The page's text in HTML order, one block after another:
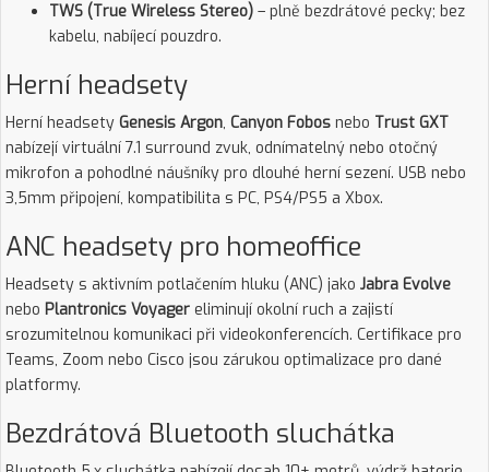
TWS (True Wireless Stereo) – plně bezdrátové pecky; bez
kabelu, nabíjecí pouzdro.
Herní headsety
Herní headsety Genesis Argon, Canyon Fobos nebo Trust GXT
nabízejí virtuální 7.1 surround zvuk, odnímatelný nebo otočný
mikrofon a pohodlné náušníky pro dlouhé herní sezení. USB nebo
3,5mm připojení, kompatibilita s PC, PS4/PS5 a Xbox.
ANC headsety pro homeoffice
Headsety s aktivním potlačením hluku (ANC) jako Jabra Evolve
nebo Plantronics Voyager eliminují okolní ruch a zajistí
srozumitelnou komunikaci při videokonferencích. Certifikace pro
Teams, Zoom nebo Cisco jsou zárukou optimalizace pro dané
platformy.
Bezdrátová Bluetooth sluchátka